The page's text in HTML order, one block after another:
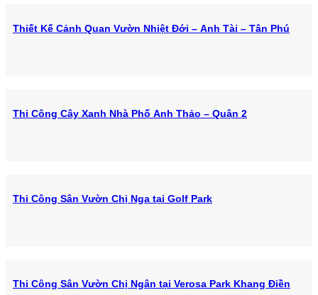
Thiết Kế Cảnh Quan Vườn Nhiệt Đới – Anh Tài – Tân Phú
Thi Công Cây Xanh Nhà Phố Anh Thảo – Quận 2
Thi Công Sân Vườn Chị Nga tại Golf Park
Thi Công Sân Vườn Chị Ngân tại Verosa Park Khang Điền